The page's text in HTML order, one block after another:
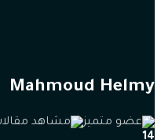
Mahmoud Helmy